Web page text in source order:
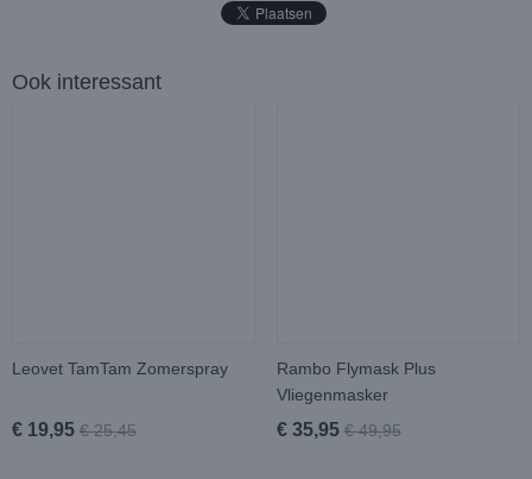
Ook interessant
Leovet TamTam Zomerspray
€ 19,95 € 25,45
Rambo Flymask Plus
Vliegenmasker
€ 35,95 € 49,95